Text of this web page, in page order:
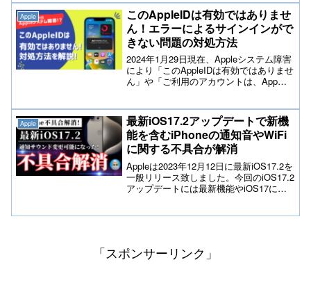
ント、バックアップからの復元手順を詳
しく紹介。さらに、今後同じ問題を防ぐ
ための注意点やおすすめの対処法もまと
めています。
Apple
このAppleIDは有効ではありませ
ん！エラーによるサインインがで
きない問題の対処方法
2024年1月29日現在、Appleシステム障害
により「このAppleIDは有効ではありませ
ん」や「ご利用のアカウントは、App
今回のエラーに関して元Appleスペシャリ
ストが対処方法など記載しております。
Apple
最新iOS17.2アップデートで新機
能を含むiPhoneの通知音やWiFi
に関する不具合が解消
Appleは2023年12月12日に最新iOS17.2を
一般リリース致しました。今回のiOS17.2
アップデートには最新機能やiOS17に関
「スポンサーリンク」